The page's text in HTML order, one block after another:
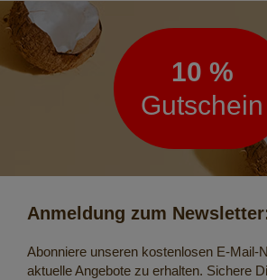
Newsletter
10 %
Gutschein
Anmeldung zum
Abonniere unseren kostenlosen E-Mail-
aktuelle Angebote zu erhalten. Sichere